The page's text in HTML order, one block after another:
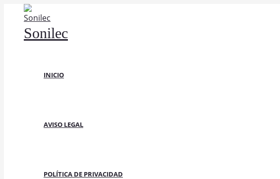
contenidoSonilec
INICIO
AVISO LEGAL
POLÍTICA DE PRIVACIDAD